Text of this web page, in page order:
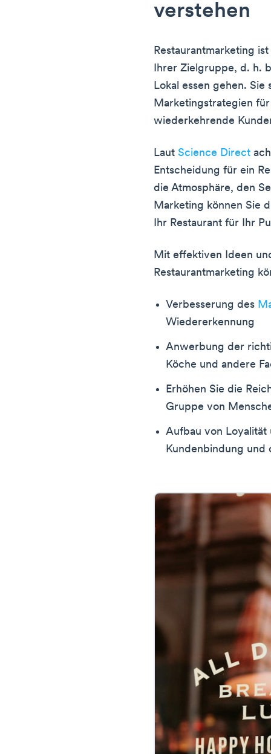
verstehen
Restaurantmarketing
Ihrer Zielgruppe, d. h.
Lokal essen gehen.
Marketingstrategien
wiederkehrende
LautScience Direct
Entscheidung für ein
die Atmosphäre, den
Marketing können Sie
Ihr Restaurant für Ihr
Mit effektiven Ideen
Restaurantmarketing
Verbesserung des
Wiedererkennung
Anwerbung der
Köche und andere
Erhöhen Sie die
Gruppe von
Aufbau von Loyalität
Kundenbindung und